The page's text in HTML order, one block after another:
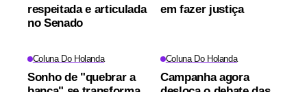
respeitada e articulada
no Senado
em fazer justiça
Coluna Do Holanda
Sonho de "quebrar a
Coluna Do Holanda
Campanha agora